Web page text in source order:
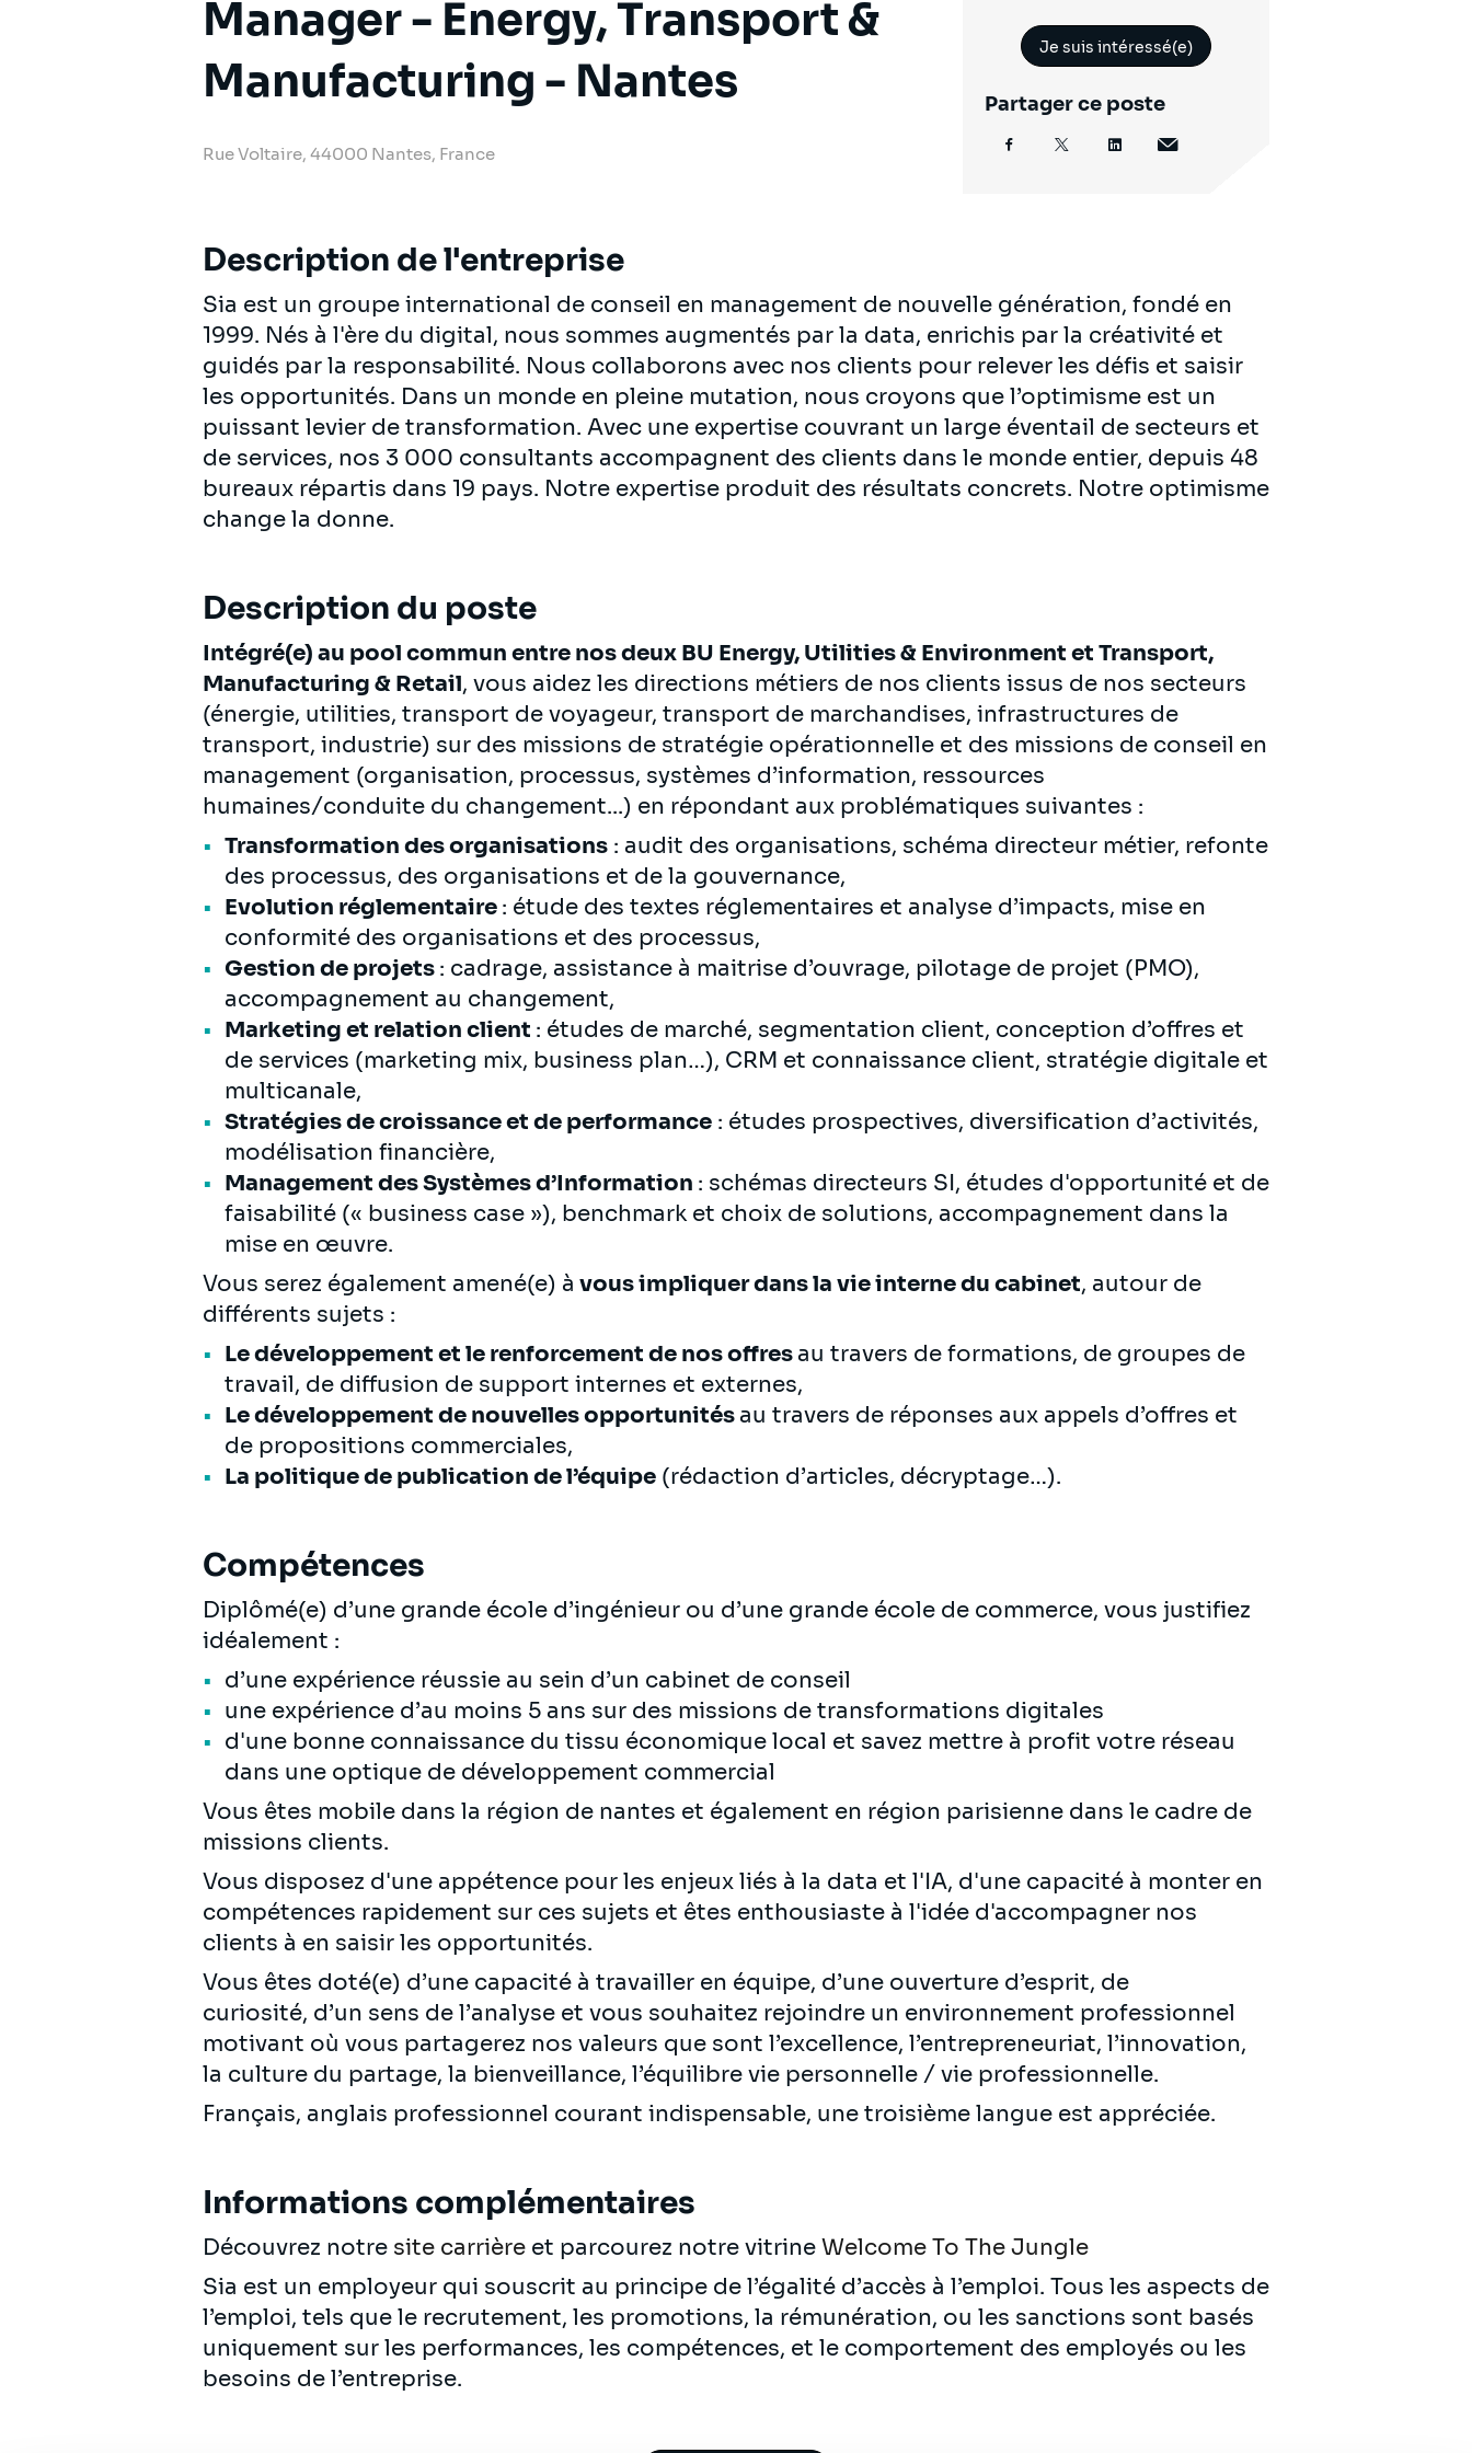
Manager - Energy, Transport &
Manufacturing - Nantes
Rue Voltaire, 44000 Nantes, France
Je suis intéressé(e)
Partager ce poste
Description de l'entreprise
Sia est un groupe international de conseil en management de nouvelle génération, fondé en
1999. Nés à l'ère du digital, nous sommes augmentés par la data, enrichis par la créativité et
guidés par la responsabilité. Nous collaborons avec nos clients pour relever les défis et saisir
les opportunités. Dans un monde en pleine mutation, nous croyons que l’optimisme est un
puissant levier de transformation. Avec une expertise couvrant un large éventail de secteurs et
de services, nos 3 000 consultants accompagnent des clients dans le monde entier, depuis 48
bureaux répartis dans 19 pays. Notre expertise produit des résultats concrets. Notre optimisme
change la donne.
Description du poste
Intégré(e) au pool commun entre nos deux BU Energy, Utilities & Environment et Transport,
Manufacturing & Retail, vous aidez les directions métiers de nos clients issus de nos secteurs
(énergie, utilities, transport de voyageur, transport de marchandises, infrastructures de
transport, industrie) sur des missions de stratégie opérationnelle et des missions de conseil en
management (organisation, processus, systèmes d’information, ressources
humaines/conduite du changement...) en répondant aux problématiques suivantes :
Transformation des organisations : audit des organisations, schéma directeur métier, refonte
des processus, des organisations et de la gouvernance,
Evolution réglementaire : étude des textes réglementaires et analyse d’impacts, mise en
conformité des organisations et des processus,
Gestion de projets : cadrage, assistance à maitrise d’ouvrage, pilotage de projet (PMO),
accompagnement au changement,
Marketing et relation client : études de marché, segmentation client, conception d’offres et
de services (marketing mix, business plan…), CRM et connaissance client, stratégie digitale et
multicanale,
Stratégies de croissance et de performance : études prospectives, diversification d’activités,
modélisation financière,
Management des Systèmes d’Information : schémas directeurs SI, études d'opportunité et de
faisabilité (« business case »), benchmark et choix de solutions, accompagnement dans la
mise en œuvre.
Vous serez également amené(e) à vous impliquer dans la vie interne du cabinet, autour de
différents sujets :
Le développement et le renforcement de nos offres au travers de formations, de groupes de
travail, de diffusion de support internes et externes,
Le développement de nouvelles opportunités au travers de réponses aux appels d’offres et
de propositions commerciales,
La politique de publication de l’équipe (rédaction d’articles, décryptage…).
Compétences
Diplômé(e) d’une grande école d’ingénieur ou d’une grande école de commerce, vous justifiez
idéalement :
d’une expérience réussie au sein d’un cabinet de conseil
une expérience d’au moins 5 ans sur des missions de transformations digitales
d'une bonne connaissance du tissu économique local et savez mettre à profit votre réseau
dans une optique de développement commercial
Vous êtes mobile dans la région de nantes et également en région parisienne dans le cadre de
missions clients.
Vous disposez d'une appétence pour les enjeux liés à la data et l'IA, d'une capacité à monter en
compétences rapidement sur ces sujets et êtes enthousiaste à l'idée d'accompagner nos
clients à en saisir les opportunités.
Vous êtes doté(e) d’une capacité à travailler en équipe, d’une ouverture d’esprit, de
curiosité, d’un sens de l’analyse et vous souhaitez rejoindre un environnement professionnel
motivant où vous partagerez nos valeurs que sont l’excellence, l’entrepreneuriat, l’innovation,
la culture du partage, la bienveillance, l’équilibre vie personnelle / vie professionnelle.
Français, anglais professionnel courant indispensable, une troisième langue est appréciée.
Informations complémentaires
Découvrez notre site carrière et parcourez notre vitrine Welcome To The Jungle
Sia est un employeur qui souscrit au principe de l’égalité d’accès à l’emploi. Tous les aspects de
l’emploi, tels que le recrutement, les promotions, la rémunération, ou les sanctions sont basés
uniquement sur les performances, les compétences, et le comportement des employés ou les
besoins de l’entreprise.